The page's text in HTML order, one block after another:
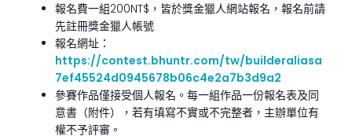
報名費一組200NT$，皆於獎金獵人網站報名，報名前請
先註冊獎金獵人帳號
報名網址：
https://contest.bhuntr.com/tw/builderaliasa
7ef45524d0945678b06c4e2a7b3d9a2
參賽作品僅接受個人報名。每一組作品一份報名表及同
意書（附件），若有填寫不實或不完整者，主辦單位有
權不予評審。